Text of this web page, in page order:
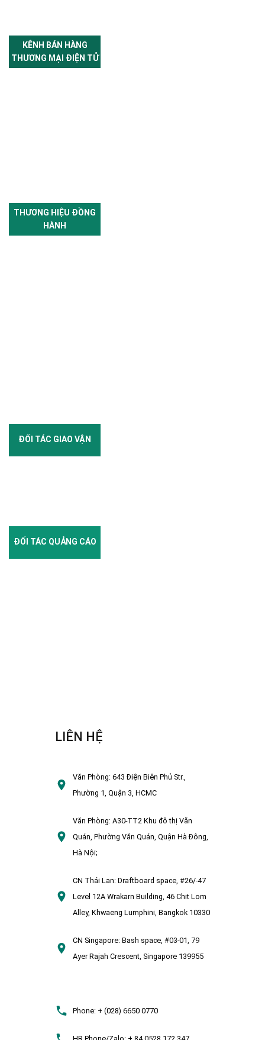
KÊNH BÁN HÀNG
THƯƠNG MẠI ĐIỆN TỬ
THƯƠNG HIỆU ĐỒNG
HÀNH
ĐỐI TÁC GIAO VẬN
ĐỐI TÁC QUẢNG CÁO
LIÊN HỆ
Văn Phòng:643 Điện Biên Phủ Str.,
Phường 1, Quận 3, HCMC
Văn Phòng:A30-TT2 Khu đô thị Văn
Quán, Phường Văn Quán, Quận Hà Đông,
Hà Nội;
CN Thái Lan: Draftboard space, #26/-47
Level 12A Wrakarn Building, 46 Chit Lom
Alley, Khwaeng Lumphini, Bangkok 10330
CN Singapore: Bash space, #03-01, 79
Ayer Rajah Crescent, Singapore 139955
Phone:+ (028) 6650 0770